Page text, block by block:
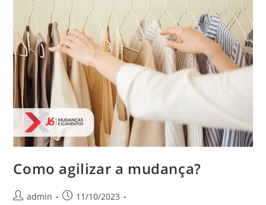
Como agilizar a mudança?
admin
11/10/2023